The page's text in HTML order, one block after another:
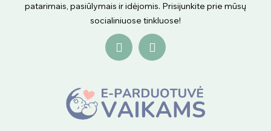
patarimais, pasiūlymais ir idėjomis. Prisijunkite prie mūsų
socialiniuose tinkluose!